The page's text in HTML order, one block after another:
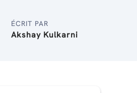
ÉCRIT PAR
Akshay Kulkarni